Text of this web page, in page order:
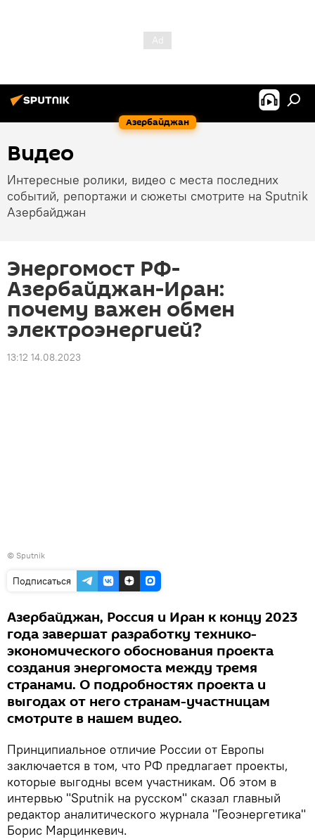
Азербайджан
Видео
Интересные ролики, видео с места последних
событий, репортажи и сюжеты смотрите на Sputnik
Азербайджан
Энергомост РФ-
Азербайджан-Иран:
почему важен обмен
электроэнергией?
13:12 14.08.2023
© Sputnik
Подписаться
Азербайджан, Россия и Иран к концу 2023
года завершат разработку технико-
экономического обоснования проекта
создания энергомоста между тремя
странами. О подробностях проекта и
выгодах от него странам-участницам
смотрите в нашем видео.
Принципиальное отличие России от Европы
заключается в том, что РФ предлагает проекты,
которые выгодны всем участникам. Об этом в
интервью "Sputnik на русском" сказал главный
редактор аналитического журнала "Геоэнергетика"
Борис Марцинкевич.